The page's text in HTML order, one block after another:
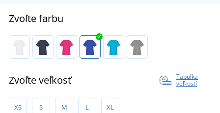
Zvoľte farbu
Zvoľte veľkosť
Tabuľka
veľkostí
XS S M L XL